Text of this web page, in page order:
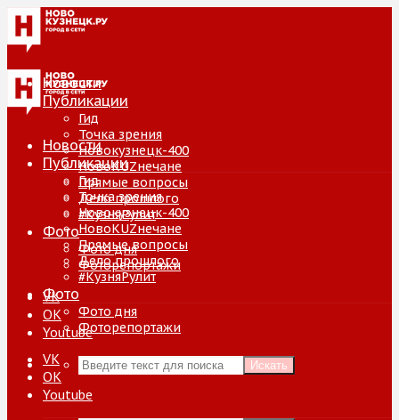
Новости
Публикации
Гид
Точка зрения
Новокузнецк-400
НовоKUZнечане
Прямые вопросы
Дело прошлого
#КузняРулит
Фото
Фото дня
Фоторепортажи
VK
ОК
Youtube
Искать
Новости
Публикации
Гид
Точка зрения
Новокузнецк-400
НовоKUZнечане
Прямые вопросы
Дело прошлого
#КузняРулит
Фото
Фото дня
Фоторепортажи
VK
ОК
Youtube